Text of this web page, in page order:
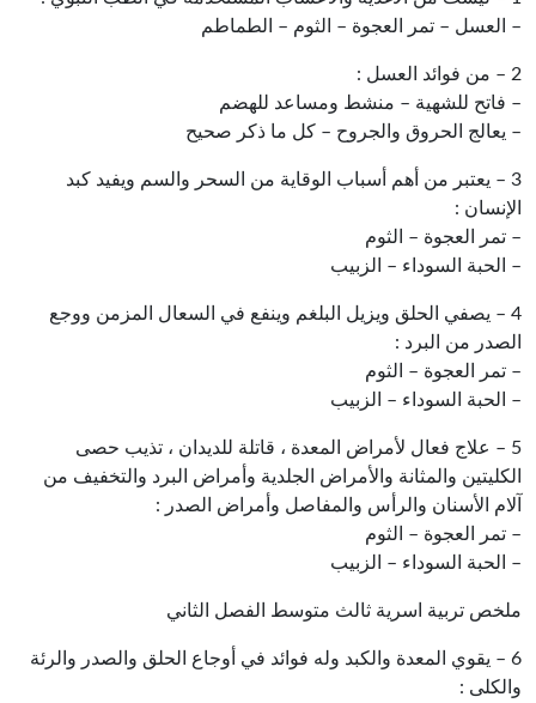
– العسل – تمر العجوة – الثوم – الطماطم
2 – من فوائد العسل :
– فاتح للشهية – منشط ومساعد للهضم
– يعالج الحروق والجروح – كل ما ذكر صحيح
3 – يعتبر من أهم أسباب الوقاية من السحر والسم ويفيد كبد
الإنسان :
– تمر العجوة – الثوم
– الحبة السوداء – الزبيب
4 – يصفي الحلق ويزيل البلغم وينفع في السعال المزمن ووجع
الصدر من البرد :
– تمر العجوة – الثوم
– الحبة السوداء – الزبيب
5 – علاج فعال لأمراض المعدة ، قاتلة للديدان ، تذيب حصى
الكليتين والمثانة والأمراض الجلدية وأمراض البرد والتخفيف من
آلام الأسنان والرأس والمفاصل وأمراض الصدر :
– تمر العجوة – الثوم
– الحبة السوداء – الزبيب
ملخص تربية اسرية ثالث متوسط الفصل الثاني
6 – يقوي المعدة والكبد وله فوائد في أوجاع الحلق والصدر والرئة
والكلى :